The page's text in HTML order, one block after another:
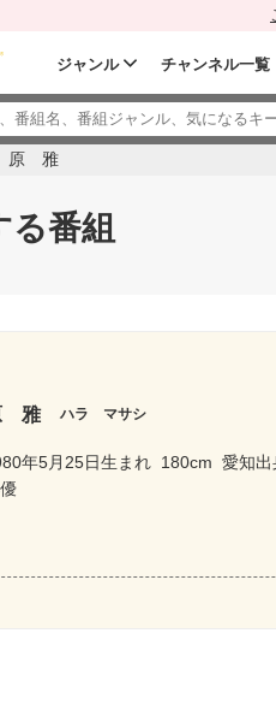
ジャンル チャンネル一覧
原 雅
番組
雅 ハラ マサシ
年5月25日生まれ 180cm 愛知出